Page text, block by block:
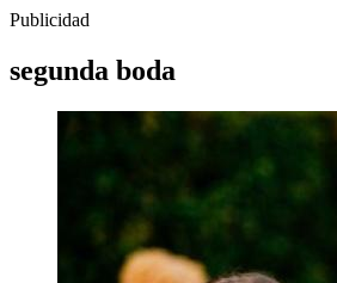
Publicidad
segunda boda